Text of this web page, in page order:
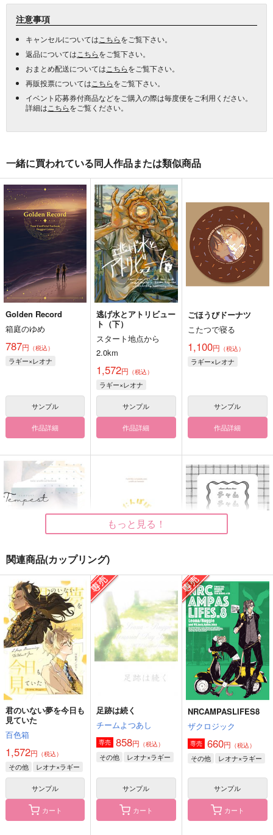
注意事項
キャンセルについては こちらをご覧下さい。
返品については こちらをご覧下さい。
おまとめ配送については こちらをご覧下さい。
再販投票については こちらをご覧下さい。
イベント応募券付商品などをご購入の際は毎度便をご利用ください。
詳細は こちらをご覧ください。
一緒に買われている同人作品または類似商品
Golden Record
箱庭のゆめ
787円 （税込）
ラギー×レオナ
サンプル
作品詳細
逃げ水とアトリビュー
ト（下）
スタート地点から
2.0km
1,572円 （税込）
ラギー×レオナ
サンプル
作品詳細
ごほうびドーナツ
こたつで寝る
1,100円 （税込）
ラギー×レオナ
サンプル
作品詳細
テンペスト
クロエ
1,415円（税込）
ラギー×レオナ
サンプル
作品詳細
たんぽぽクリーニング
かがりや
1,540円 （税込）
レオナ×ラギー
サンプル
作品詳細
チャムチャムタイム
Asupara town
157円（税込）
ラギー×レオナ
サンプル
作品詳細
もっと見る！
関連商品(カップリング)
君のいない夢を今日も
見ていた
百色箱
1,572円 （税込）
その他 レオナ×ラギー
サンプル
カート
足跡は続く
チームよつあし
専売 858円 （税込）
その他 レオナ×ラギー
サンプル
カート
NRCAMPASLIFES8
ザクロジック
専売 660円 （税込）
その他 レオナ×ラギー
サンプル
カート